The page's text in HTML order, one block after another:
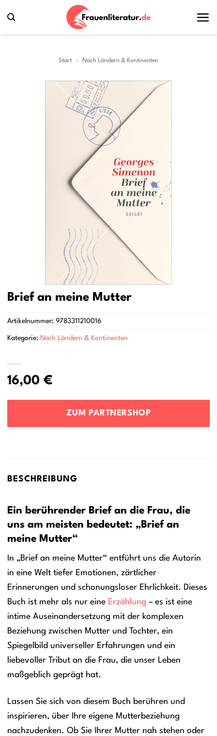
Inhalt
Start » Nach Ländern & Kontinenten
Brief an meine Mutter
16,00 €
ZUM PARTNERSHOP
Artikelnummer: 9783311210016
Kategorie: Nach Ländern & Kontinenten
BESCHREIBUNG
Ein berührender Brief an die Frau, die
uns am meisten bedeutet: „Brief an
meine Mutter“
In „Brief an meine Mutter“ entführt uns die Autorin
in eine Welt tiefer Emotionen, zärtlicher
Erinnerungen und schonungsloser Ehrlichkeit. Dieses
Buch ist mehr als nur eine Erzählung – es ist eine
intime Auseinandersetzung mit der komplexen
Beziehung zwischen Mutter und Tochter, ein
Spiegelbild universeller Erfahrungen und ein
liebevoller Tribut an die Frau, die unser Leben
maßgeblich geprägt hat.
Lassen Sie sich von diesem Buch berühren und
inspirieren, über Ihre eigene Mutterbeziehung
nachzudenken. Ob Sie Ihrer Mutter nah stehen oder